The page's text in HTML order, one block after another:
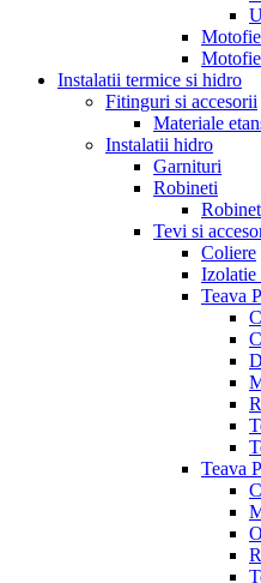
Instalatii termice si hidro
Fitinguri si accesorii
Materiale
Instalatii hidro
Garnituri
Robineti
Tevi si
Coliere
Izolatie
Teava
Teava